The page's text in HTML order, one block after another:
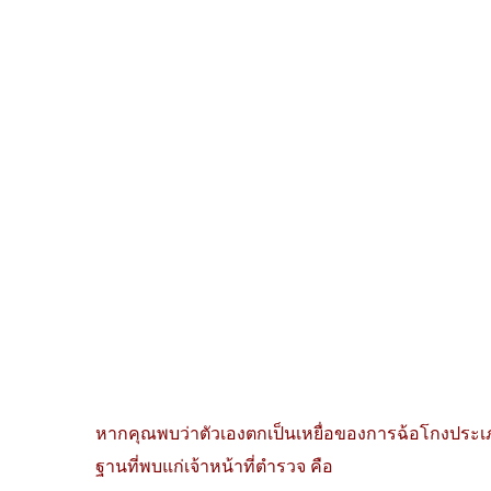
หากคุณพบว่าตัวเองตกเป็นเหยื่อของการฉ้อโกงปร
ฐานที่พบแก่เจ้าหน้าที่ตำรวจ คือ